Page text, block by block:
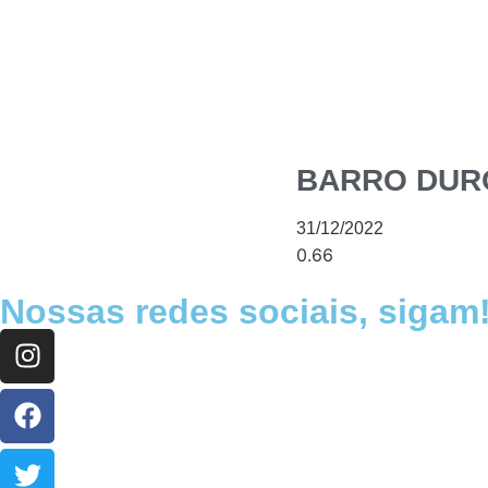
BARRO
31/12/2022
Nossas redes sociais,